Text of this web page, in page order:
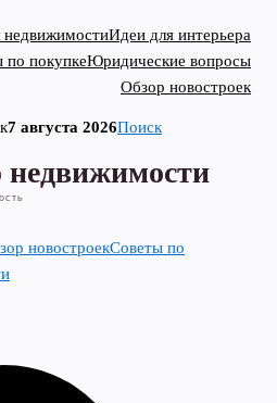
недвижимостиИдеи для интерьера
по покупкеЮридические вопросы
Обзор новостроек
7 августа 2026Поиск
новостроекСоветы по